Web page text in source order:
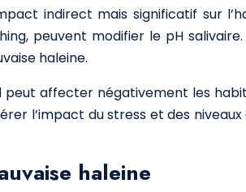
indirect mais significatif sur
peuvent modifier le pH
haleine.
peut affecter négativement les
l’impact du stress et des
haleine